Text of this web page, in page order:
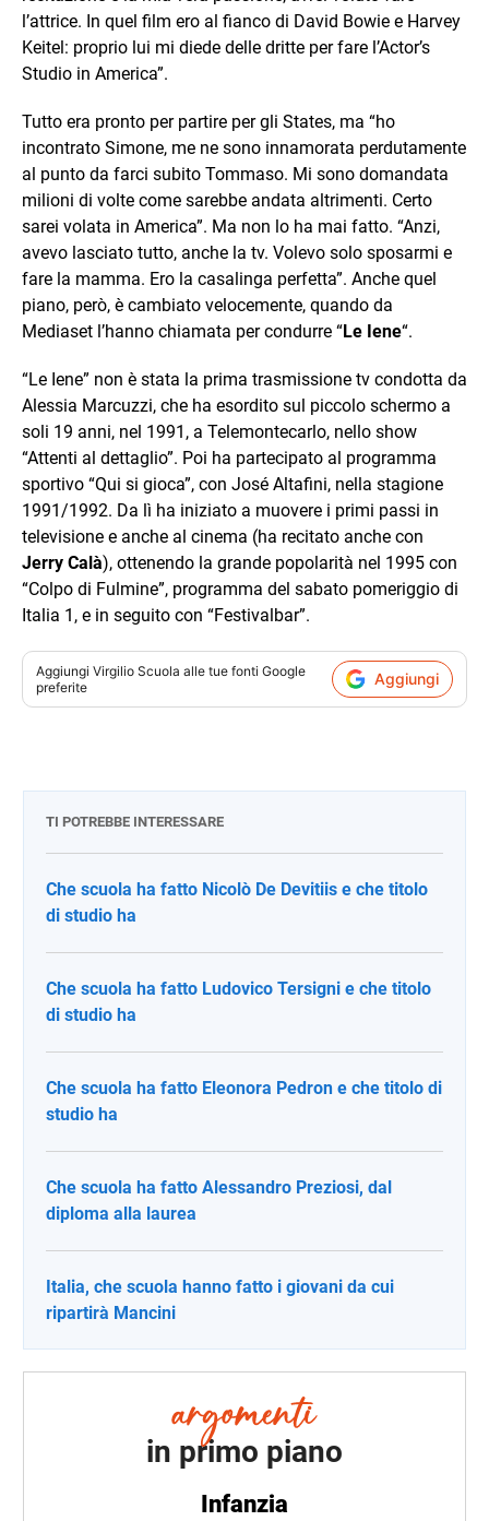
l’attrice. In quel film ero al fianco di David Bowie e Harvey
Keitel: proprio lui mi diede delle dritte per fare l’Actor’s
Studio in America”.
Tutto era pronto per partire per gli States, ma “ho
incontrato Simone, me ne sono innamorata perdutamente
al punto da farci subito Tommaso. Mi sono domandata
milioni di volte come sarebbe andata altrimenti. Certo
sarei volata in America”. Ma non lo ha mai fatto. “Anzi,
avevo lasciato tutto, anche la tv. Volevo solo sposarmi e
fare la mamma. Ero la casalinga perfetta”. Anche quel
piano, però, è cambiato velocemente, quando da
Mediaset l’hanno chiamata per condurre “Le Iene“.
“Le Iene” non è stata la prima trasmissione tv condotta da
Alessia Marcuzzi, che ha esordito sul piccolo schermo a
soli 19 anni, nel 1991, a Telemontecarlo, nello show
“Attenti al dettaglio”. Poi ha partecipato al programma
sportivo “Qui si gioca”, con José Altafini, nella stagione
1991/1992. Da lì ha iniziato a muovere i primi passi in
televisione e anche al cinema (ha recitato anche con
Jerry Calà), ottenendo la grande popolarità nel 1995 con
“Colpo di Fulmine”, programma del sabato pomeriggio di
Italia 1, e in seguito con “Festivalbar”.
Aggiungi Virgilio Scuola alle tue fonti Google
preferite
Aggiungi
TI POTREBBE INTERESSARE
Che scuola ha fatto Nicolò De Devitiis e che titolo
di studio ha
Che scuola ha fatto Ludovico Tersigni e che titolo
di studio ha
Che scuola ha fatto Eleonora Pedron e che titolo di
studio ha
Che scuola ha fatto Alessandro Preziosi, dal
diploma alla laurea
Italia, che scuola hanno fatto i giovani da cui
ripartirà Mancini
in primo piano
Infanzia